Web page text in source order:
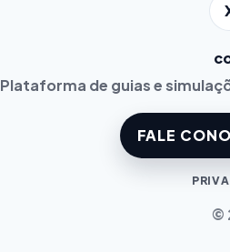
Plataforma de guias e
FALE
©